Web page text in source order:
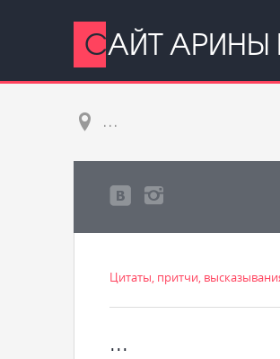
САЙТ
...
Цитаты, притчи,
...